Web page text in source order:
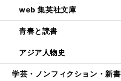
web 集英社文庫
青春と読書
アジア人物史
学芸・ノンフィクション・新書